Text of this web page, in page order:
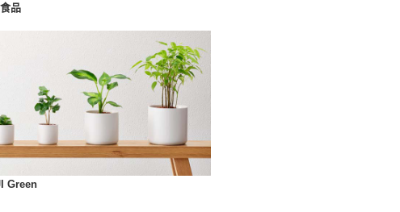
品
Green